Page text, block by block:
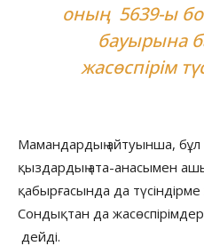
оның 5639-ы
бауырына
жасөспірім
Мамандардың айтуынша,
қыздардың ата-анасымен
қабырғасында да
Сондықтан да
дейді.